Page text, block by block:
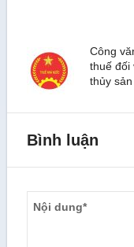
Công
thuế đối
thủy
Bình luận